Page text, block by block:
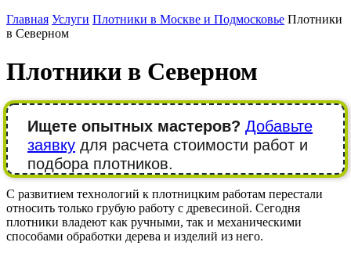
Главная Услуги Плотники в Москве и Подмосковье Плотники
в Северном
Плотники в Северном
Ищете опытных мастеров? Добавьте
заявку для расчета стоимости работ и
подбора плотников.
С развитием технологий к плотницким работам перестали
относить только грубую работу с древесиной. Сегодня
плотники владеют как ручными, так и механическими
способами обработки дерева и изделий из него.